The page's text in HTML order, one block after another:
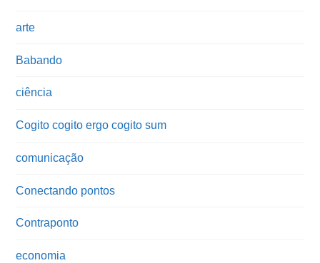
arte
Babando
ciência
Cogito cogito ergo cogito sum
comunicação
Conectando pontos
Contraponto
economia